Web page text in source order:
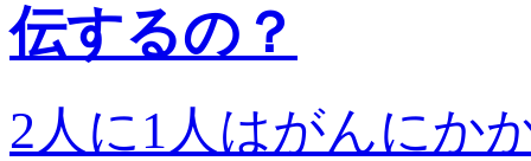
伝するの？
2人に1人はがんにか